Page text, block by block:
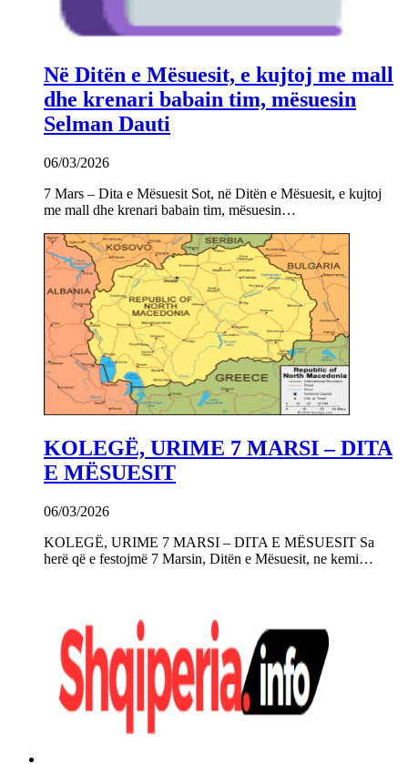
Në Ditën e Mësuesit, e kujtoj me mall
dhe krenari babain tim, mësuesin
Selman Dauti
06/03/2026
7 Mars – Dita e Mësuesit Sot, në Ditën e Mësuesit, e kujtoj
me mall dhe krenari babain tim, mësuesin…
KOLEGË, URIME 7 MARSI – DITA
E MËSUESIT
06/03/2026
KOLEGË, URIME 7 MARSI – DITA E MËSUESIT Sa
herë që e festojmë 7 Marsin, Ditën e Mësuesit, ne kemi…